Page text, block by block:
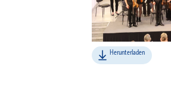
Herunterladen